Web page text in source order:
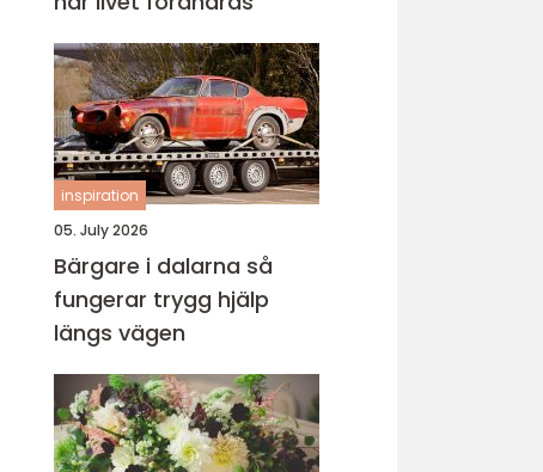
inspiration
05. July 2026
Bärgare i dalarna så
fungerar trygg hjälp
längs vägen